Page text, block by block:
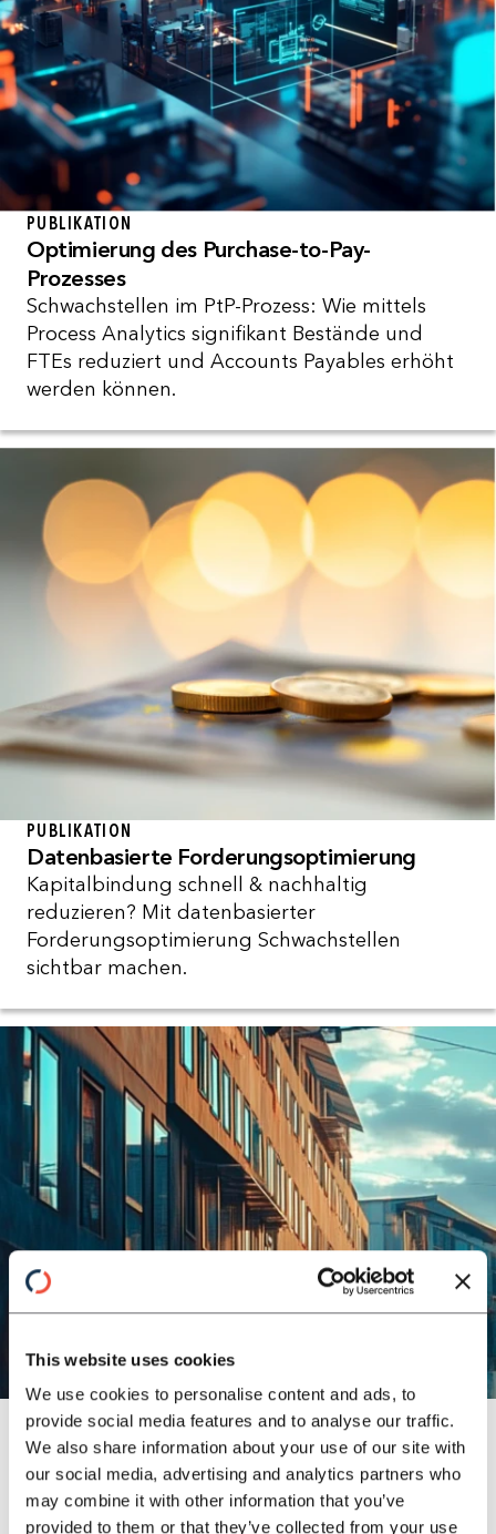
This website uses cookies
We use cookies to personalise content and ads, to
provide social media features and to analyse our traffic.
We also share information about your use of our site with
our social media, advertising and analytics partners who
may combine it with other information that you’ve
provided to them or that they’ve collected from your use
PUBLIKATION
Optimierung des Purchase-to-Pay-
Prozesses
Schwachstellen im PtP-Prozess: Wie mittels
Process Analytics signifikant Bestände und
FTEs reduziert und Accounts Payables erhöht
werden können.
PUBLIKATION
Datenbasierte Forderungsoptimierung
Kapitalbindung schnell & nachhaltig
reduzieren? Mit datenbasierter
Forderungsoptimierung Schwachstellen
sichtbar machen.
PUBLIKATION
Strategisches Kostenmanagement
Strategisches Kostenmanagement: Basis
schaffen, Maßnahmen umsetzen, Erfolge
sichern – für Effizienz, Flexibilität und